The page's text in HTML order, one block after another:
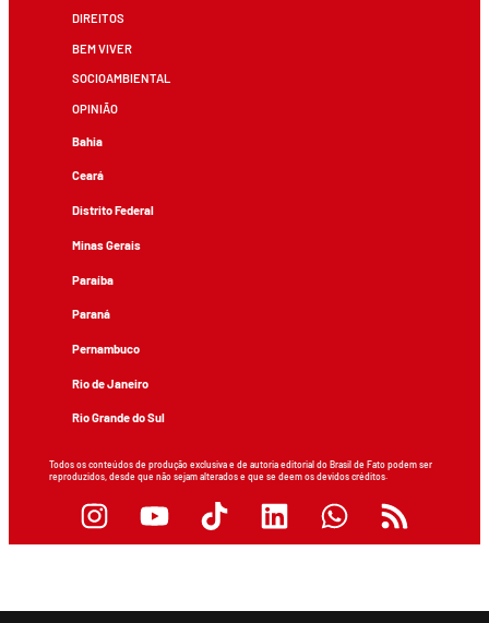
DIREITOS
BEM VIVER
SOCIOAMBIENTAL
OPINIÃO
Bahia
Ceará
Distrito Federal
Minas Gerais
Paraíba
Paraná
Pernambuco
Rio de Janeiro
Rio Grande do Sul
Todos os conteúdos de produção exclusiva e de autoria editorial do Brasil de Fato podem ser
reproduzidos, desde que não sejam alterados e que se deem os devidos créditos.